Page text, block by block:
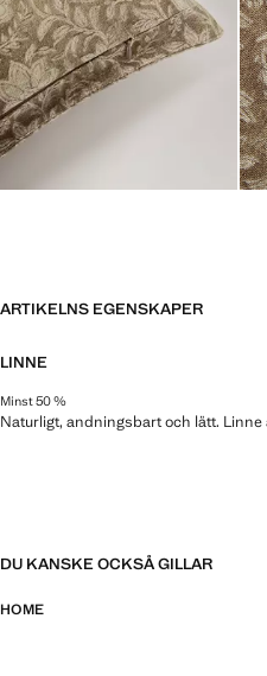
ARTIKELNS EGENSKAPER
LINNE
Minst 50 %
Naturligt, andningsbart och lätt.
DU KANSKE OCKSÅ GILLAR
HOME